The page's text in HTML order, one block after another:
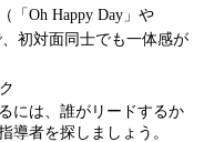
「Oh Happy Day」や
、初対面同士でも一体感が
には、誰がリードするか
導者を探しましょう。